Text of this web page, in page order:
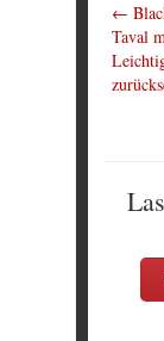
←
Taval